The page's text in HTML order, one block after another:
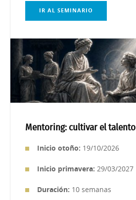
IR AL SEMINARIO
Mentoring: cultivar el talento
Inicio otoño: 19/10/2026
Inicio primavera: 29/03/2027
Duración: 10 semanas